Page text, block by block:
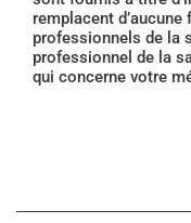
remplacent
professionnels de la
professionnel de la
qui concerne votre